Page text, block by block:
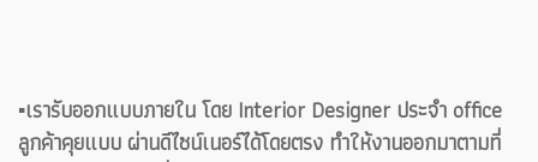
▪️เรารับออกแบบภายใน โดย Interior Designer ประจำ office
ลูกค้าคุยแบบ ผ่านดีไซน์เนอร์ได้โดยตรง ทำให้งานออกมาตามที่